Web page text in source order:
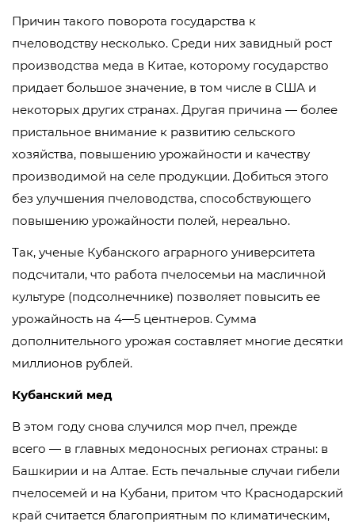
Причин такого поворота государства к
пчеловодству несколько. Среди них завидный рост
производства меда в Китае, которому государство
придает большое значение, в том числе в США и
некоторых других странах. Другая причина — более
пристальное внимание к развитию сельского
хозяйства, повышению урожайности и качеству
производимой на селе продукции. Добиться этого
без улучшения пчеловодства, способствующего
повышению урожайности полей, нереально.
Так, ученые Кубанского аграрного университета
подсчитали, что работа пчелосемьи на масличной
культуре (подсолнечнике) позволяет повысить ее
урожайность на 4—5 центнеров. Сумма
дополнительного урожая составляет многие десятки
миллионов рублей.
Кубанский мед
В этом году снова случился мор пчел, прежде
всего — в главных медоносных регионах страны: в
Башкирии и на Алтае. Есть печальные случаи гибели
пчелосемей и на Кубани, притом что Краснодарский
край считается благоприятным по климатическим,